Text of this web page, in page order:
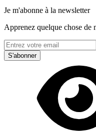
Je m'abonne à la newsletter
Apprenez quelque chose de
S'abonner